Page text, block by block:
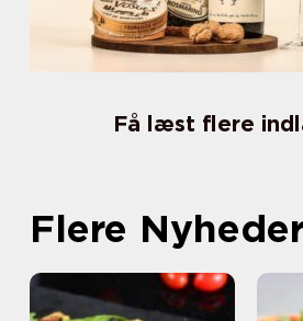
Få læst flere
Flere